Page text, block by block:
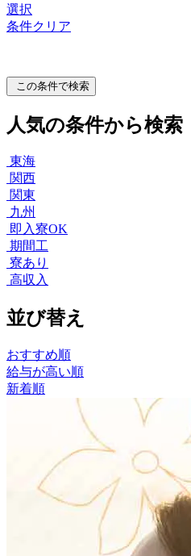
選択
条件クリア
この条件で検索
人気の条件から検索
東海
関西
関東
九州
即入寮OK
期間工
寮あり
高収入
並び替え
おすすめ順
給与が高い順
新着順